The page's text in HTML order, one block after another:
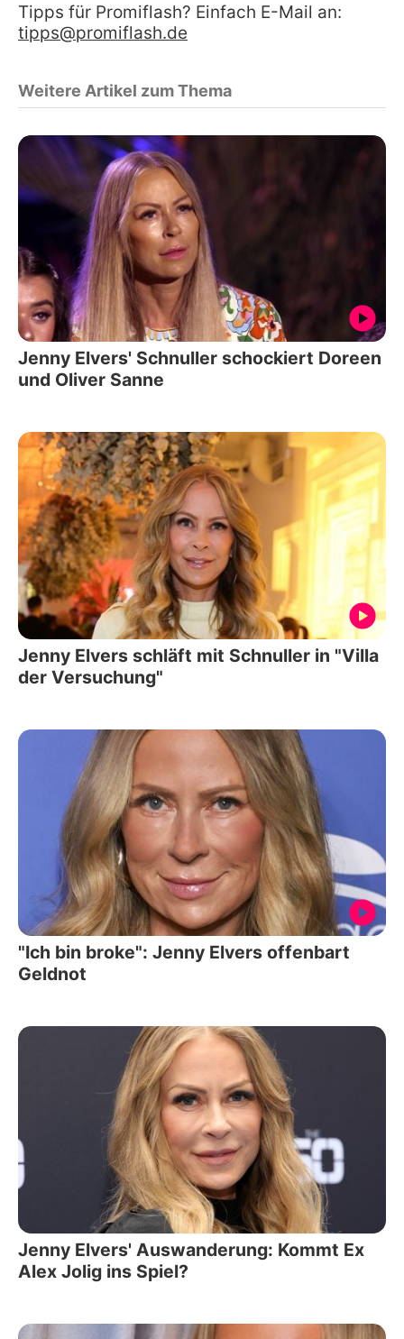
Tipps für Promiflash? Einfach E-Mail an:
tipps@promiflash.de
Weitere Artikel zum Thema
Jenny Elvers' Schnuller schockiert Doreen
und Oliver Sanne
Jenny Elvers schläft mit Schnuller in "Villa
der Versuchung"
"Ich bin broke": Jenny Elvers offenbart
Geldnot
Jenny Elvers' Auswanderung: Kommt Ex
Alex Jolig ins Spiel?